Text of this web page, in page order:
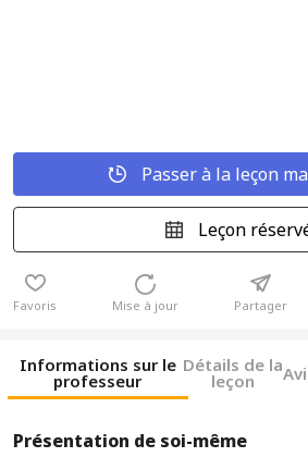
Passer à la leçon
Leçon
Favoris Mise à jour Partager
Informations sur le
professeur
Détails de la
leçon
Présentation de soi-même